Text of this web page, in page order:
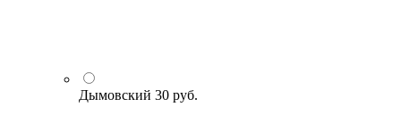
Дымовский 30 руб.